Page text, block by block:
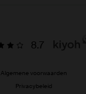
8.7
Algemene voorwaarden
Privacybeleid